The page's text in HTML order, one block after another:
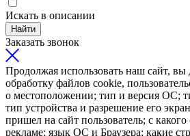
Искать в описании
Найти
Заказать звонок
Продолжая использовать наш сайт, вы
обработку файлов cookie,
о местоположении; тип и версия ОС;
тип устройства и разрешение его
пришел на сайт пользователь; с
рекламе; язык ОС и Браузера; какие